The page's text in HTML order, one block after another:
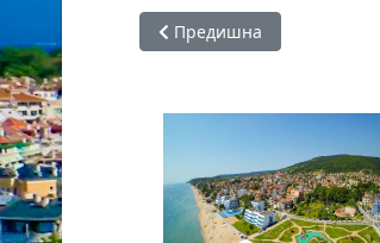
Предишна статия: Обзор
Предишна